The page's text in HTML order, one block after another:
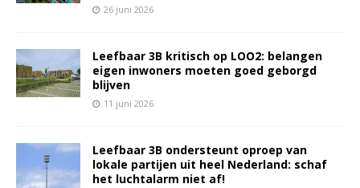
26 juni 2026
Leefbaar 3B kritisch op LOO2: belangen
eigen inwoners moeten goed geborgd
blijven
11 juni 2026
Leefbaar 3B ondersteunt oproep van
lokale partijen uit heel Nederland: schaf
het luchtalarm niet af!